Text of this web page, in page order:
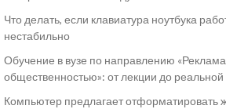
Что делать, если клавиатура ноутбука
нестабильно
Обучение в вузе по направлению «Реклама
общественностью»: от лекции до
Компьютер предлагает отформатировать